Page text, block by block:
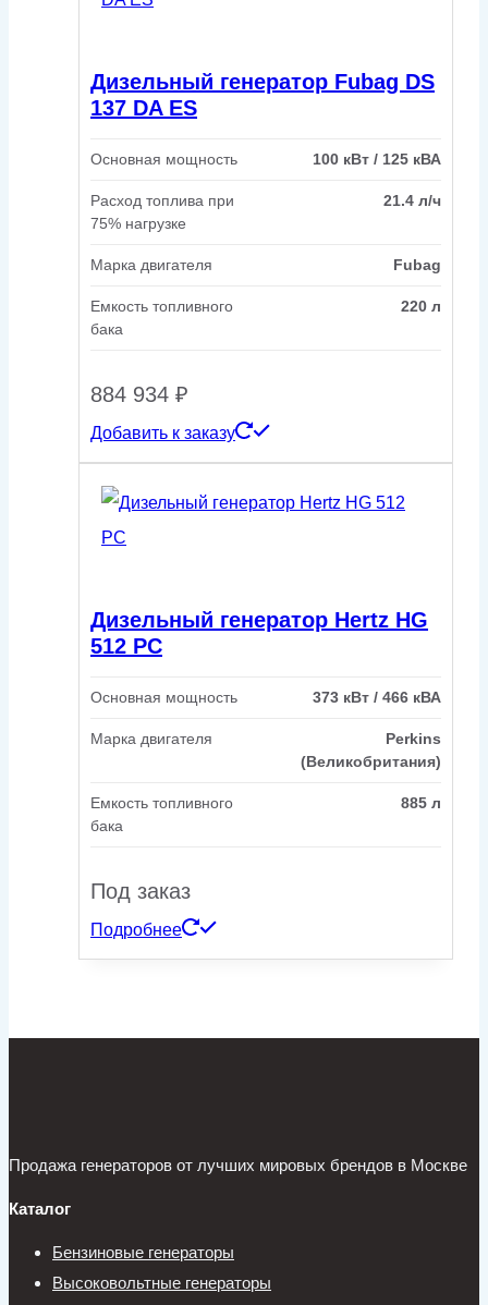
Дизельный генератор Fubag DS
137 DA ES
Основная мощность 100 кВт / 125 кВА
Расход топлива при
75% нагрузке
21.4 л/ч
Марка двигателя Fubag
Емкость топливного
бака
220 л
884 934 ₽
Добавить к заказу
Дизельный генератор Hertz HG
512 PC
Основная мощность 373 кВт / 466 кВА
Марка двигателя
Perkins
(Великобритания)
Емкость топливного
бака
885 л
Под заказ
Подробнее
Продажа генераторов от лучших мировых брендов в Москве
Каталог
Бензиновые генераторы
Высоковольтные генераторы